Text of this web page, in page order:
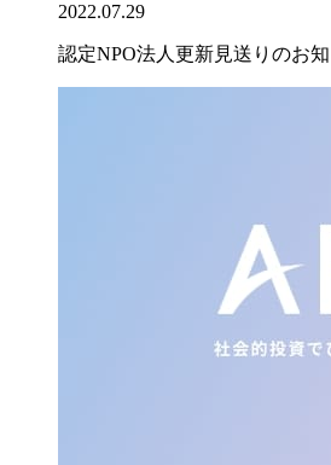
2022.07.29
認定NPO法人更新見送りのお